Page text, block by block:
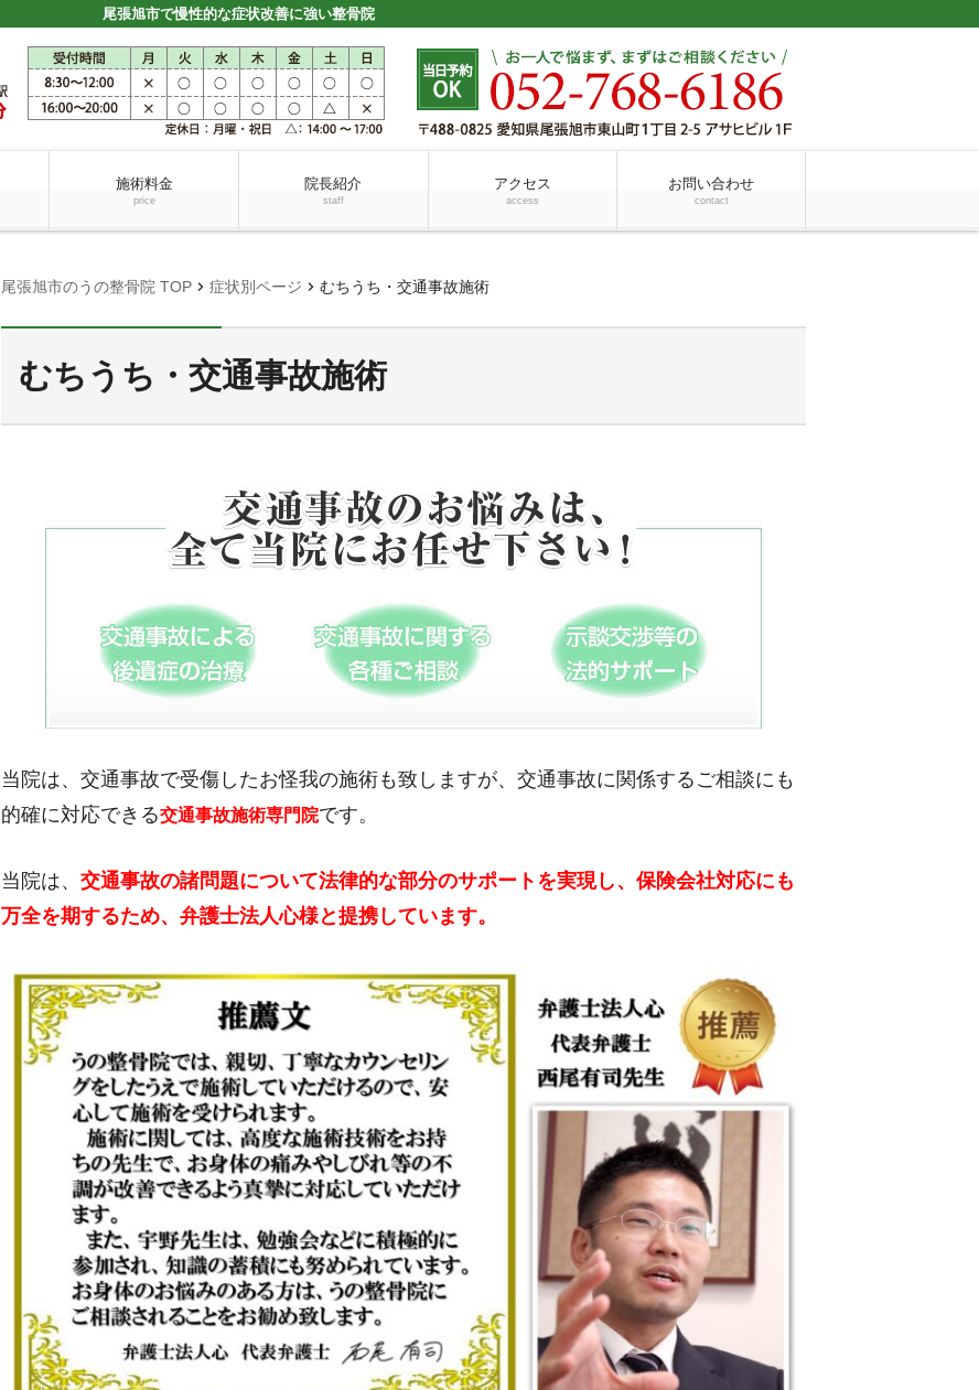
尾張旭市で慢性的な症状改善に強い整骨院
施術料金
price
院長紹介
staff
アクセス
access
お問い合わせ
contact
尾張旭市のうの整骨院 TOP chevron_right 症状別ページ chevron_right むちうち・交通事故施術
むちうち・交通事故施術
当院は、交通事故で受傷したお怪我の施術も致しますが、交通事故に関係するご相談にも
的確に対応できる交通事故施術専門院です。
当院は、 交通事故の諸問題について法律的な部分のサポートを実現し、保険会社対応にも
万全を期するため、弁護士法人心様と提携しています。